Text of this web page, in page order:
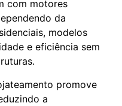
com motores
da
modelos
e eficiência sem
promove
a